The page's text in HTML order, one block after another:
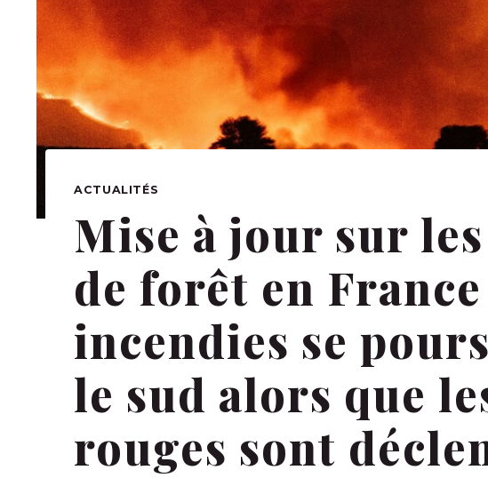
ACTUALITÉS
Mise à jour sur
de forêt en
incendies se
le sud alors que
rouges sont